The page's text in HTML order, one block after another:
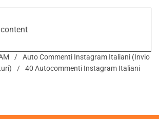
Auto Commenti Instagram Italiani (Invio
40 Autocommenti Instagram Italiani